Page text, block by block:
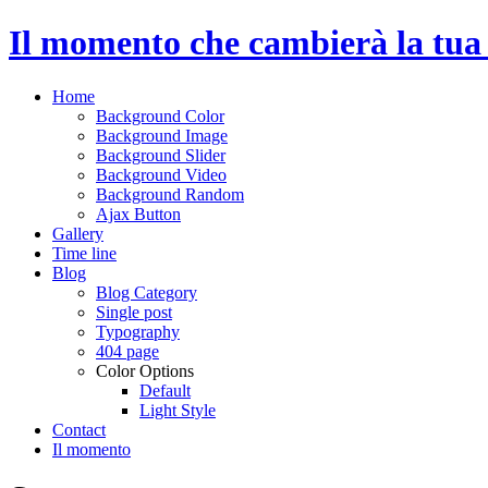
Il momento che cambierà la
Home
Background Color
Background Image
Background Slider
Background Video
Background Random
Ajax Button
Gallery
Time line
Blog
Blog Category
Single post
Typography
404 page
Color Options
Default
Light Style
Contact
Il momento